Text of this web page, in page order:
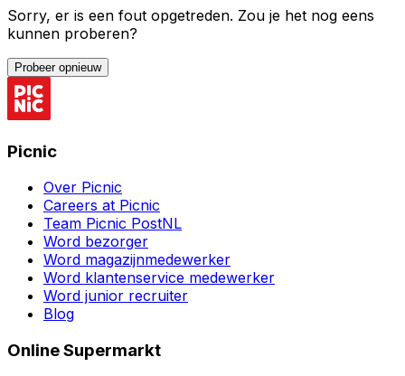
Sorry, er is een fout opgetreden. Zou je het nog eens
kunnen proberen?
Probeer opnieuw
Picnic
Over Picnic
Careers at Picnic
Team Picnic PostNL
Word bezorger
Word magazijnmedewerker
Word klantenservice medewerker
Word junior recruiter
Blog
Online Supermarkt